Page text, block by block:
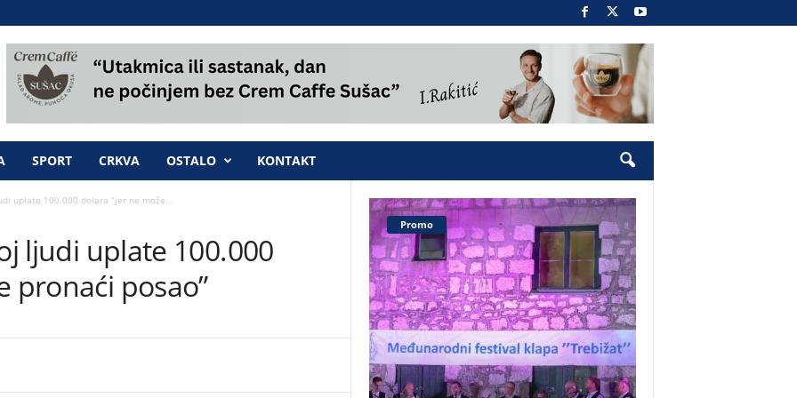
SPORT CRKVA OSTALO KONTAKT
uplate 100.000 dolara “jer ne može...
ljudi uplate 100.000
pronaći posao”
Promo